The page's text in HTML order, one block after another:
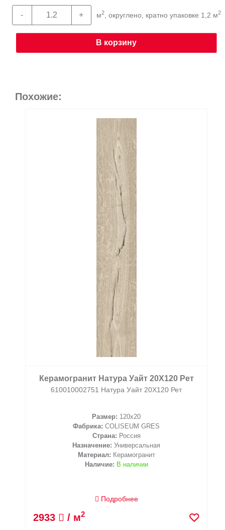
м2, округлено, кратно упаковке 1,2 м2
В корзину
Похожие:
Керамогранит Натура Уайт 20X120 Рет
610010002751 Натура Уайт 20X120 Рет
Размер: 120x20
Фабрика: COLISEUM GRES
Страна: Россия
Назначение: Универсальная
Материал: Керамогранит
Наличие: В наличии
Подробнее
2933 / м2